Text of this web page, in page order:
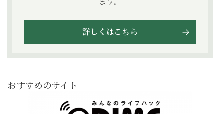
詳しくはこちら
おすすめのサイト